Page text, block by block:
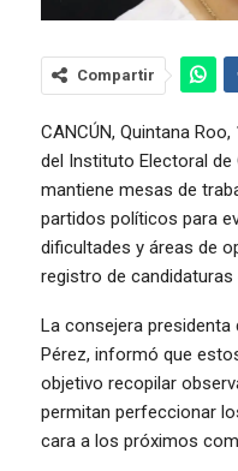
Compartir
CANCÚN, Quintana
del Instituto Electoral de
mantiene mesas de
partidos políticos para
dificultades y áreas de
registro de
La consejera presidenta
Pérez, informó que
objetivo recopilar
permitan perfeccionar
cara a los próximos